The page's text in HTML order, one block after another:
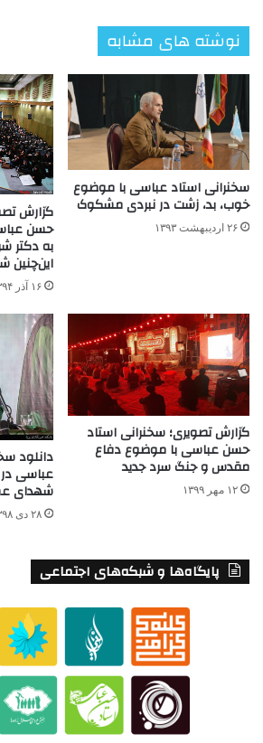
نوشته های مشابه
سخنرانی استاد عباسی با موضوع
خوب، بد، زشت در نبردی مشکوک
۲۶ اردیبهشت ۱۳۹۳
گزارش
حسن
به دکتر
این‌چنین
۱۶ آذر ۱۳۹۴
گزارش تصویری؛ سخنرانی استاد
حسن عباسی با موضوع دفاع
مقدس و جنگ سرد جدید
۱۲ مهر ۱۳۹۹
دانلود
عباسی
شهدای
۲۸ دی ۱۳۹۸
پایگاه‌ها و شبکه‌های اجتماعی